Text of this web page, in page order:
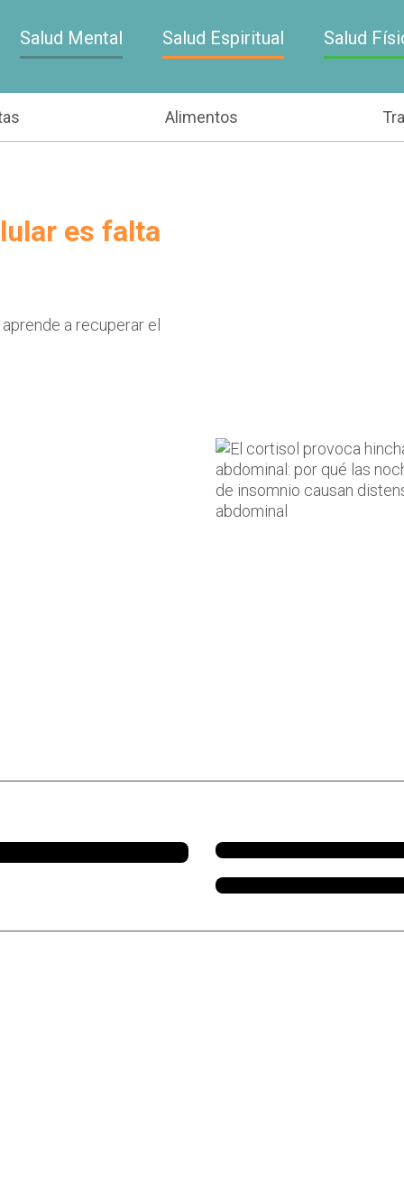
Salud Mental Salud Espiritual Salud
Alimentos
es falta
a recuperar el